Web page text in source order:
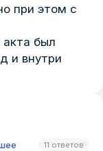
при этом с
акта был
и внутри
11 ответов